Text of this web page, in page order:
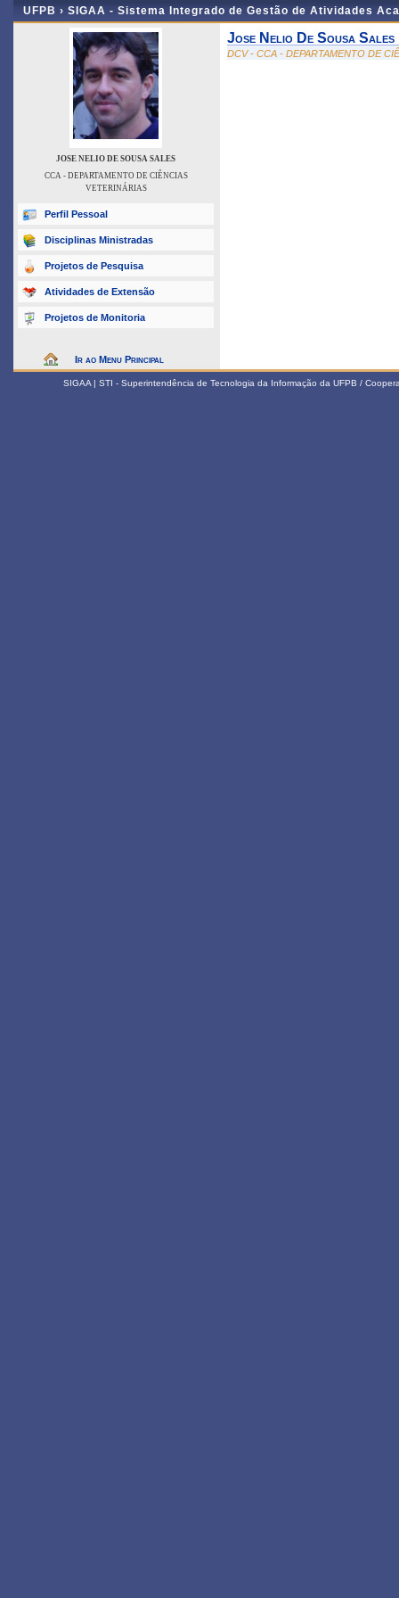
UFPB › SIGAA - Sistema Integrado de Gestão de Atividades
JOSE NELIO DE SOUSA SALES
CCA - DEPARTAMENTO DE CIÊNCIAS
VETERINÁRIAS
Perfil Pessoal
Disciplinas Ministradas
Projetos de Pesquisa
Atividades de Extensão
Projetos de Monitoria
Ir ao Menu Principal
Jose Nelio De Sousa Sales
DCV - CCA - DEPARTAMENTO DE
SIGAA | STI - Superintendência de Tecnologia da Informação da UFPB /